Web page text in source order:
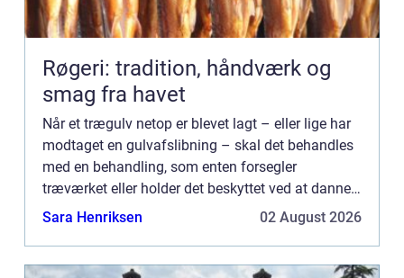
Røgeri: tradition, håndværk og
smag fra havet
Når et trægulv netop er blevet lagt – eller lige har
modtaget en gulvafslibning – skal det behandles
med en behandling, som enten forsegler
træværket eller holder det beskyttet ved at danne
en hinde i selve tr&aeli...
Sara Henriksen 02 August 2026